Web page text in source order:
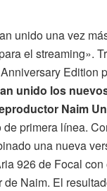
unido una vez
el streaming».
Edition
unido los
Naim
primera línea.
una nueva
926 de Focal
de Naim. El